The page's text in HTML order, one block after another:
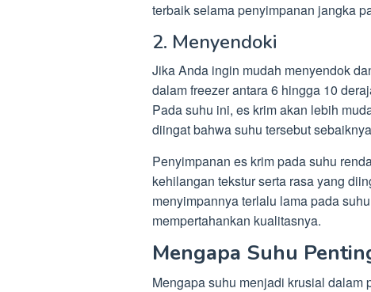
terbaik selama penyimpanan jangka
2. Menyendoki
Jika Anda ingin mudah menyendok
dalam freezer antara 6 hingga 10
Pada suhu ini, es krim akan lebih
diingat bahwa suhu tersebut
Penyimpanan es krim pada suhu
kehilangan tekstur serta rasa yang
menyimpannya terlalu lama pada
mempertahankan kualitasnya.
Mengapa Suhu
Mengapa suhu menjadi krusial dalam